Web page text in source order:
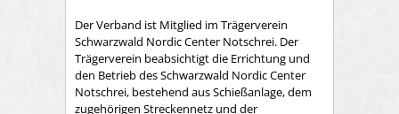
Der Verband ist Mitglied im Trägerverein
Schwarzwald Nordic Center Notschrei. Der
Trägerverein beabsichtigt die Errichtung und
den Betrieb des Schwarzwald Nordic Center
Notschrei, bestehend aus Schießanlage, dem
zugehörigen Streckennetz und der